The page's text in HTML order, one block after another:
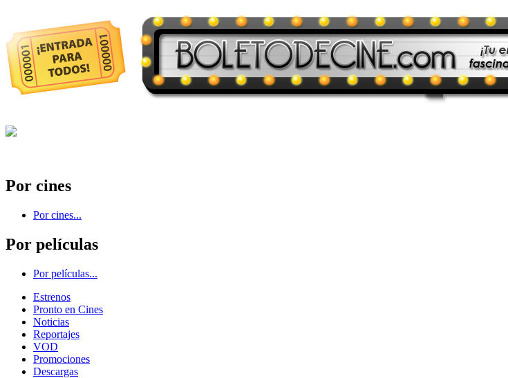
Por cines
Por cines...
Por películas
Por películas...
Estrenos
Pronto en Cines
Noticias
Reportajes
VOD
Promociones
Descargas